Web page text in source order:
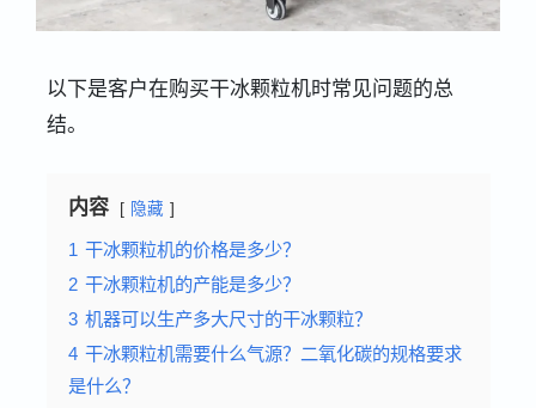
以下是客户在购买干冰颗粒机时常见问题的总
结。
内容 隐藏
1 干冰颗粒机的价格是多少？
2 干冰颗粒机的产能是多少？
3 机器可以生产多大尺寸的干冰颗粒？
4 干冰颗粒机需要什么气源？二氧化碳的规格要求
是什么？